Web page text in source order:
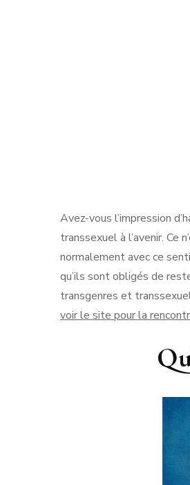
Avez-vous l’impression
transsexuel à l’avenir. Ce
normalement avec ce
qu’ils sont obligés de
transgenres et
voir le site pour la